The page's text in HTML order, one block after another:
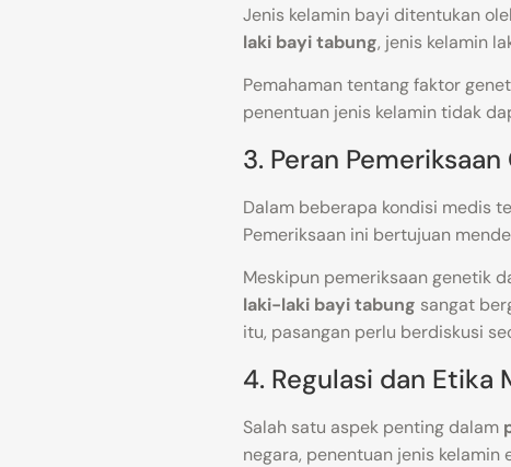
Jenis kelamin bayi ditentukan
laki bayi tabung, jenis kelamin
Pemahaman tentang faktor
penentuan jenis kelamin tidak
3. Peran
Dalam beberapa kondisi medis
Pemeriksaan ini bertujuan
Meskipun pemeriksaan genetik
laki-laki bayi tabung sangat
itu, pasangan perlu berdiskusi
4. Regulasi dan Etika
Salah satu aspek penting dalam
negara, penentuan jenis